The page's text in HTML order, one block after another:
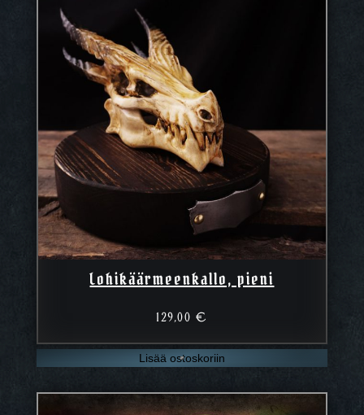
Lohikäärmeenkallo, pieni
129,00 €
Lisää ostoskoriin